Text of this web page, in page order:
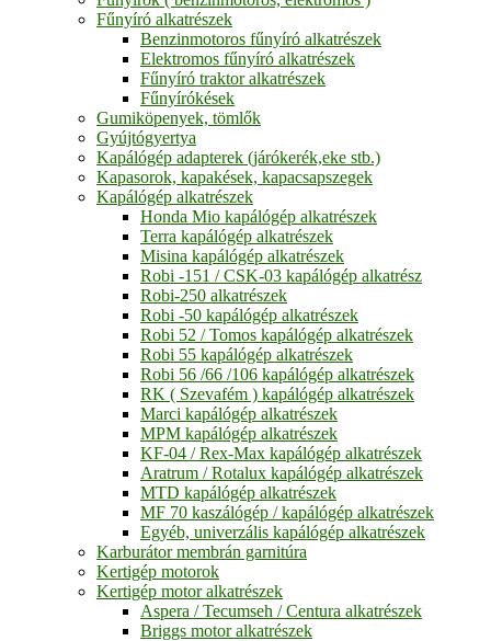
Fűnyíró alkatrészek
Benzinmotoros fűnyíró alkatrészek
Elektromos fűnyíró alkatrészek
Fűnyíró traktor alkatrészek
Fűnyírókések
Gumiköpenyek, tömlők
Gyújtógyertya
Kapálógép adapterek (járókerék,eke stb.)
Kapasorok, kapakések, kapacsapszegek
Kapálógép alkatrészek
Honda Mio kapálógép alkatrészek
Terra kapálógép alkatrészek
Misina kapálógép alkatrészek
Robi -151 / CSK-03 kapálógép alkatrész
Robi-250 alkatrészek
Robi -50 kapálógép alkatrészek
Robi 52 / Tomos kapálógép alkatrészek
Robi 55 kapálógép alkatrészek
Robi 56 /66 /106 kapálógép alkatrészek
RK ( Szevafém ) kapálógép alkatrészek
Marci kapálógép alkatrészek
MPM kapálógép alkatrészek
KF-04 / Rex-Max kapálógép alkatrészek
Aratrum / Rotalux kapálógép alkatrészek
MTD kapálógép alkatrészek
MF 70 kaszálógép / kapálógép alkatrészek
Egyéb, univerzális kapálógép alkatrészek
Karburátor membrán garnitúra
Kertigép motorok
Kertigép motor alkatrészek
Aspera / Tecumseh / Centura alkatrészek
Briggs motor alkatrészek